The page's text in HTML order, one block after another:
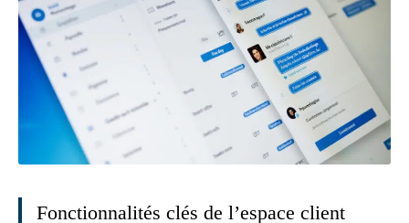
Fonctionnalités clés de l’espace client